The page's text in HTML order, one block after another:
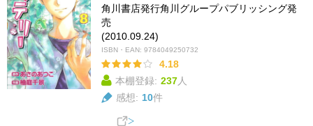
角川書店発行角川グループパブリッシング発
売
(2010.09.24)
ISBN・EAN: 9784049250732
4.18
本棚登録: 237人
感想: 10件